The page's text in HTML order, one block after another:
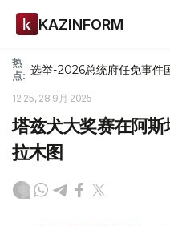
KAZINFORM
热
点: 选举-2026总统府任免事件
12:25, 28 9月 2025
塔兹犬大奖赛在阿
拉木图